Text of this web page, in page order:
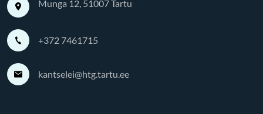
Munga 12, 51007 Tartu
+372 7461715
kantselei@htg.tartu.ee